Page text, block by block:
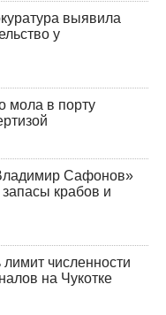
выявила
у
мола в порту
Сафонов»
крабов и
численности
на Чукотке